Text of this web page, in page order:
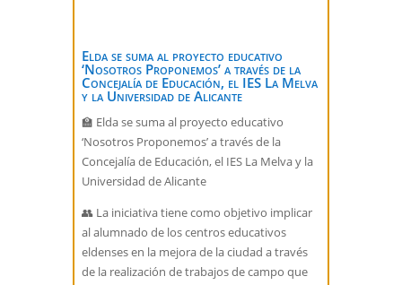
Elda se suma al proyecto educativo
‘Nosotros Proponemos’ a través de la
Concejalía de Educación, el IES La Melva
y la Universidad de Alicante
🏫 Elda se suma al proyecto educativo
‘Nosotros Proponemos’ a través de la
Concejalía de Educación, el IES La Melva y la
Universidad de Alicante
👥 La iniciativa tiene como objetivo implicar
al alumnado de los centros educativos
eldenses en la mejora de la ciudad a través
de la realización de trabajos de campo que